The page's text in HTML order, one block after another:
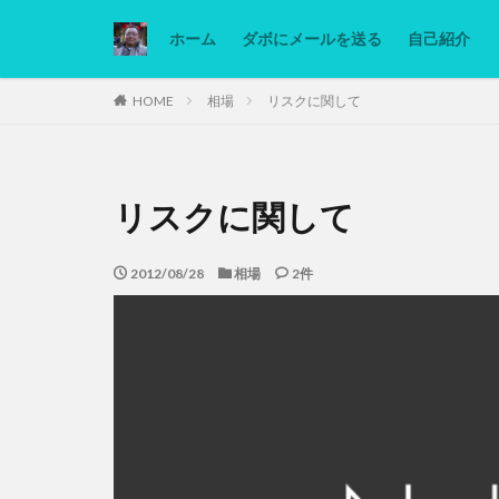
ホーム ダボにメールを送る 自己紹介
HOME 相場 リスクに関して
リスクに関して
2012/08/28 相場 2件
カテゴリー